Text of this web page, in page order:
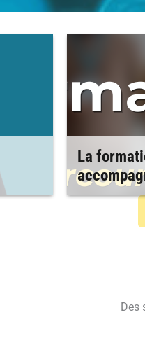
La
Des